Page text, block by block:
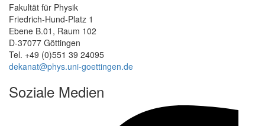
Fakultät für Physik
Friedrich-Hund-Platz 1
Ebene B.01, Raum 102
D-37077 Göttingen
Tel. +49 (0)551 39 24095
dekanat@phys.uni-goettingen.de
Soziale Medien